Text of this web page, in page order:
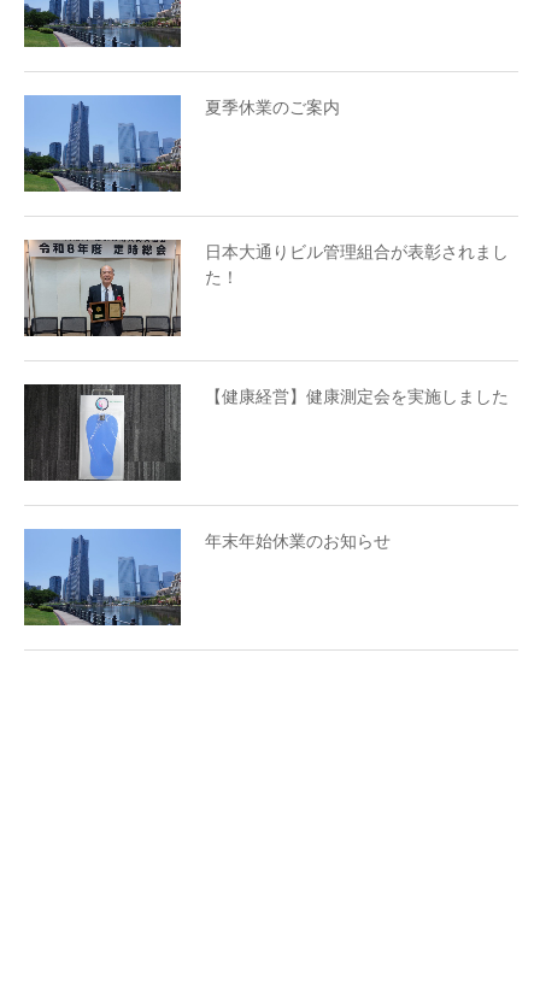
夏季休業のご案内
日本大通りビル管理組合が表彰されまし
た！
【健康経営】健康測定会を実施しました
年末年始休業のお知らせ